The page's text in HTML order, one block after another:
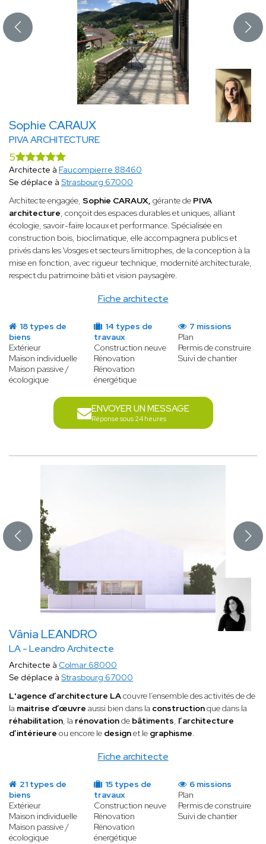
Sophie CARAUX
PIVA ARCHITECTURE
Fiche architecte
5
Architecte à Faucompierre 88460
Se déplace à Strasbourg 67000
Architecte engagée, Sophie CARAUX, gérante de PIVA
architecture, conçoit des espaces durables et uniques, alliant
écologie, savoir-faire locaux et performance. Spécialisée en
construction bois, bioclimatique, elle accompagnera publics et
privés dans les Vosges et secteurs limitrophes, de la conception à la
mise en fonction, avec rigueur technique, modernité architecturale,
respect du patrimoine bâti et vision paysagère.
18 types de
biens
Extérieur
Maison individuelle
Maison passive /
écologique
14 types de
travaux
Construction neuve
Rénovation
Rénovation
énergétique
7 missions
Plan
Permis de construire
Suivi de chantier
ENVOYER UN MESSAGE
Réponse sous 24 heures
Vânia LEANDRO
LA - Leandro Architecte
Fiche architecte
Architecte à Colmar 68000
Se déplace à Strasbourg 67000
L'agence d’architecture LAcouvre l’ensemble des activités de de
la maitrise d’œuvre aussi bien dans la constructionque dans la
réhabilitation, la rénovationde bâtiments, l’architecture
d’intérieure ou encore le designet le graphisme.
21 types de
biens
Extérieur
Maison individuelle
Maison passive /
écologique
15 types de
travaux
Construction neuve
Rénovation
Rénovation
énergétique
6 missions
Plan
Permis de construire
Suivi de chantier